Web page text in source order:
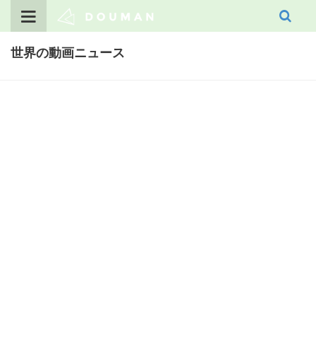
世界の動画ニュース